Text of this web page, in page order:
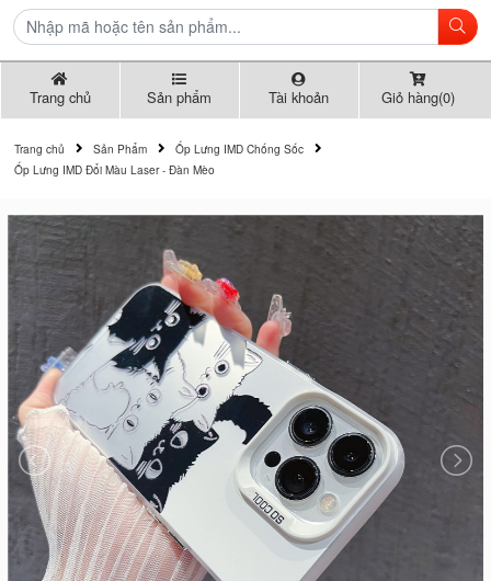
Trang chủ Sản phẩm Tài khoản Giỏ hàng(0)
Trang chủ Sản Phẩm
Ốp Lưng IMD Chống Sốc
Ốp Lưng IMD Đổi Màu Laser - Đàn Mèo